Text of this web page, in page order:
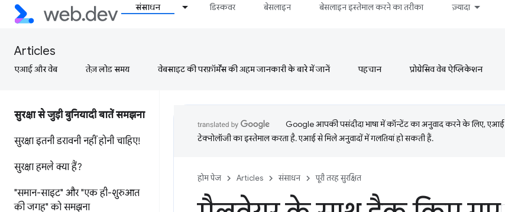
संसाधन डिस्कवर बेसलाइन बेसलाइन इस्तेमाल करने का तरीका ज़्यादा
Articles
एआई और वेब तेज़ लोड समय वेबसाइट की परफ़ॉर्मेंस की अहम जानकारी के बारे में जानें पहचान प्रोग्रेसिव वेब ऐप्लिकेशन
सुरक्षा से जुड़ी बुनियादी बातें समझना
सुरक्षा इतनी डरावनी नहीं होनी चाहिए!
सुरक्षा हमले क्या हैं?
"समान-साइट" और "एक ही-शुरुआत
की जगह" को समझना
Google आपकी पसंदीदा भाषा में कॉन्टेंट का अनुवाद करने के लिए, एआई
टेक्नोलॉजी का इस्तेमाल करता है. एआई से मिले अनुवादों में गलतियां हो सकती हैं.
होम पेज Articles संसाधन पूरी तरह सुरक्षित